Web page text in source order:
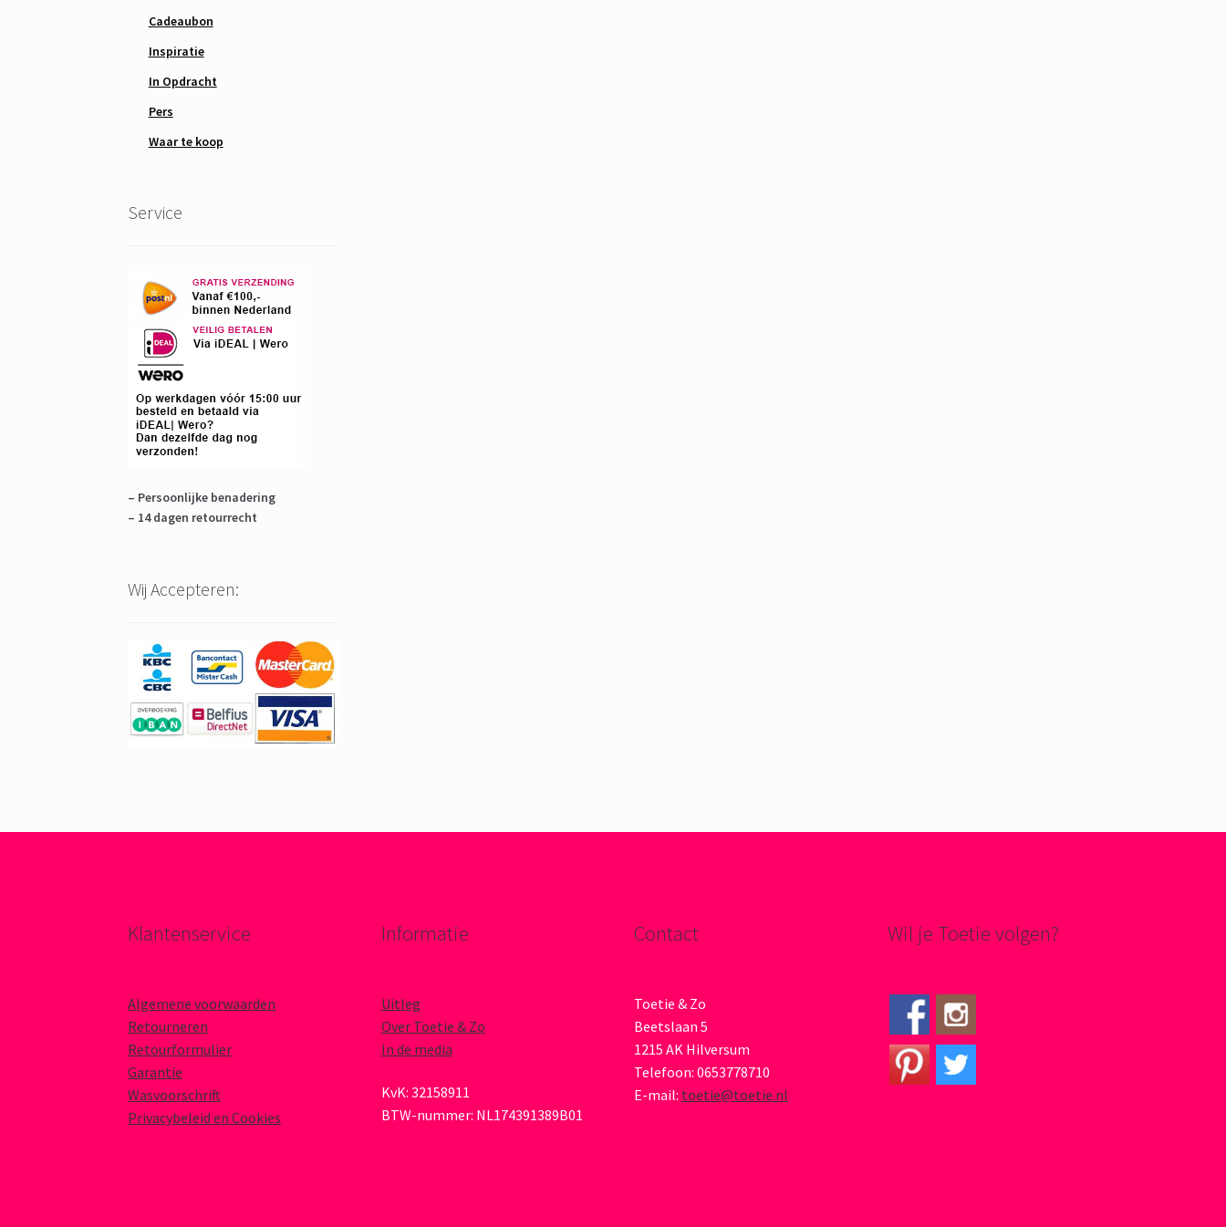
Cadeaubon
Inspiratie
In Opdracht
Pers
Waar te koop
Service
– Persoonlijke benadering
– 14 dagen retourrecht
Wij Accepteren:
Klantenservice
Algemene voorwaarden
Retourneren
Retourformulier
Garantie
Wasvoorschrift
Privacybeleid en Cookies
Informatie
Uitleg
Over Toetie & Zo
In de media
KvK: 32158911
BTW-nummer: NL174391389B01
Contact
Toetie & Zo
Beetslaan 5
1215 AK Hilversum
Telefoon: 0653778710
E-mail: toetie@toetie.nl
Wil je Toetie volgen?